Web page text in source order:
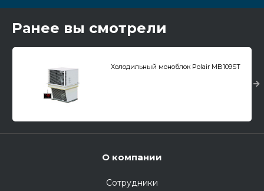
Ранее вы смотрели
Холодильный моноблок Polair MB109ST
О компании
Сотрудники